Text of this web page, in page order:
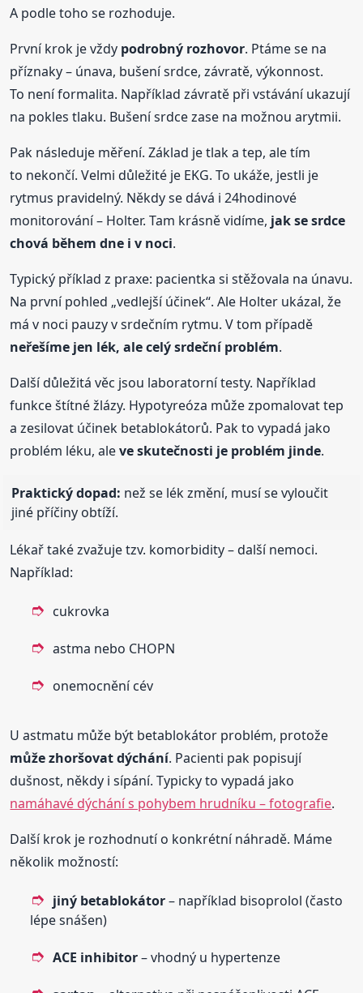
A podle toho se rozhoduje.
První krok je vždy podrobný rozhovor. Ptáme se na
příznaky – únava, bušení srdce, závratě, výkonnost.
To není formalita. Například závratě při vstávání ukazují
na pokles tlaku. Bušení srdce zase na možnou arytmii.
Pak následuje měření. Základ je tlak a tep, ale tím
to nekončí. Velmi důležité je EKG. To ukáže, jestli je
rytmus pravidelný. Někdy se dává i 24hodinové
monitorování – Holter. Tam krásně vidíme, jak se srdce
chová během dne i v noci.
Typický příklad z praxe: pacientka si stěžovala na únavu.
Na první pohled „vedlejší účinek“. Ale Holter ukázal, že
má v noci pauzy v srdečním rytmu. V tom případě
neřešíme jen lék, ale celý srdeční problém.
Další důležitá věc jsou laboratorní testy. Například
funkce štítné žlázy. Hypotyreóza může zpomalovat tep
a zesilovat účinek betablokátorů. Pak to vypadá jako
problém léku, aleve skutečnosti je problém jinde.
Praktický dopad: než se lék změní, musí se vyloučit
jiné příčiny obtíží.
Lékař také zvažuje tzv. komorbidity – další nemoci.
Například:
cukrovka
astma nebo CHOPN
onemocnění cév
U astmatu může být betablokátor problém, protože
může zhoršovat dýchání. Pacienti pak popisují
dušnost, někdy i sípání. Typicky to vypadá jako
namáhavé dýchání s pohybem hrudníku – fotografie.
Další krok je rozhodnutí o konkrétní náhradě. Máme
několik možností:
jiný betablokátor– například bisoprolol (často
lépe snášen)
ACE inhibitor– vhodný u hypertenze